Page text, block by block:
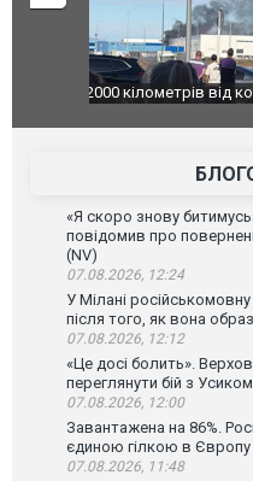
В Таїланді футболіст
постраждали. ВІДЕО
«Я скоро знову
повідомив про
(NV)
07.08.2026, 12:24
У Мілані
після того, як вона
07.08.2026, 12:12
«Це досі болить».
переглянути бій з
07.08.2026, 12:00
Завантажена на 86%.
єдиною гілкою в Європу
07.08.2026, 11:48